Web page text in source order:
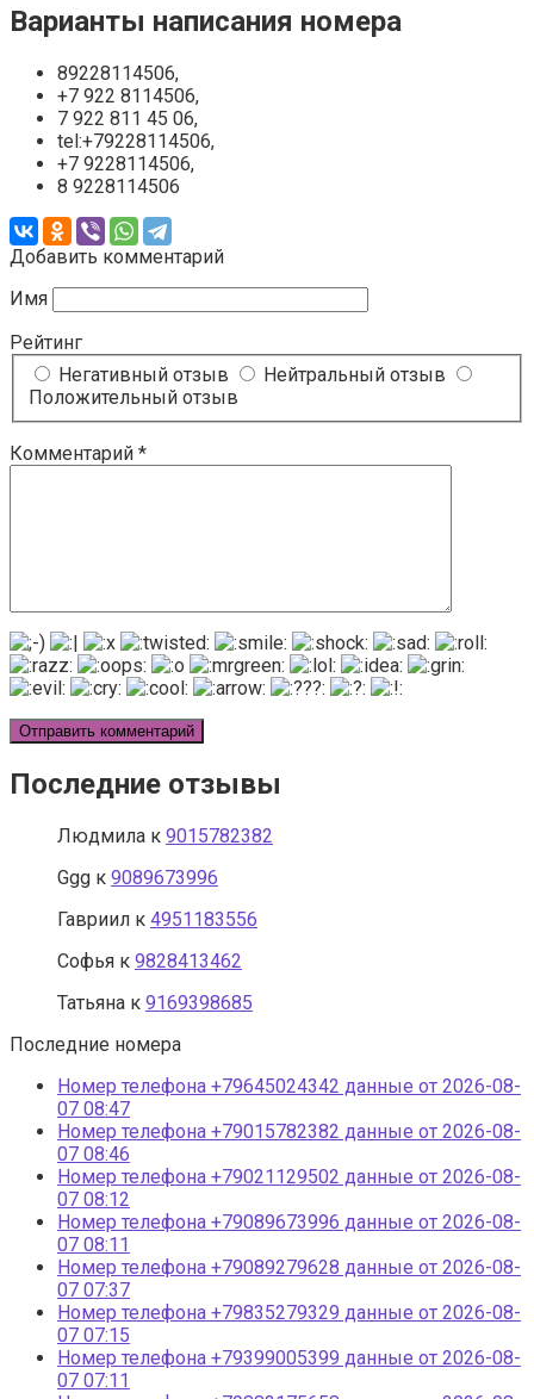
Варианты написания номера
89228114506,
+7 922 8114506,
7 922 811 45 06,
tel:+79228114506,
+7 9228114506,
8 9228114506
Добавить комментарий
Имя
Рейтинг
Негативный отзыв
Нейтральный отзыв
Положительный отзыв
Комментарий *
Последние отзывы
Людмила к 9015782382
Ggg к 9089673996
Гавриил к 4951183556
Софья к 9828413462
Татьяна к 9169398685
Последние номера
Номер телефона +79645024342 данные от 2026-08-
07 08:47
Номер телефона +79015782382 данные от 2026-08-
07 08:46
Номер телефона +79021129502 данные от 2026-08-
07 08:12
Номер телефона +79089673996 данные от 2026-08-
07 08:11
Номер телефона +79089279628 данные от 2026-08-
07 07:37
Номер телефона +79835279329 данные от 2026-08-
07 07:15
Номер телефона +79399005399 данные от 2026-08-
07 07:11